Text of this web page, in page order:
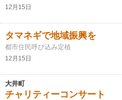
12月15日
タマネギで地域振興を
都市住民呼び込み定植
12月15日
大井町
チャリティーコンサート